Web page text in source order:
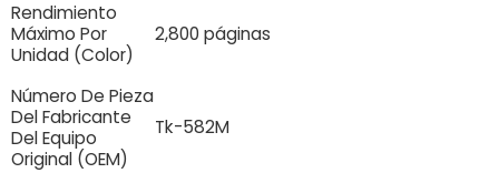
Rendimiento
Máximo Por
Unidad (Color)
2,800 páginas
Número De Pieza
Del Fabricante
Del Equipo
Original (OEM)
Tk-582M